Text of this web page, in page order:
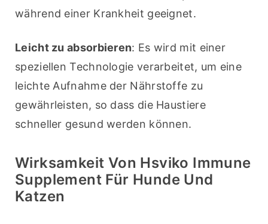
während einer Krankheit geeignet.
Leicht zu absorbieren: Es wird mit einer
speziellen Technologie verarbeitet, um eine
leichte Aufnahme der Nährstoffe zu
gewährleisten, so dass die Haustiere
schneller gesund werden können.
Wirksamkeit Von Hsviko Immune
Supplement Für Hunde Und
Katzen